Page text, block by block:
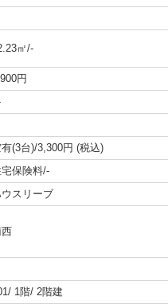
㎡/-
円
(3台)/3,300円 (税込)
保険料/-
スリーブ
1階/ 2階建